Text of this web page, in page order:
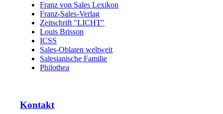
Franz von Sales Lexikon
Franz-Sales-Verlag
Zeitschrift "LICHT"
Louis Brisson
ICSS
Sales-Oblaten weltweit
Salesianische Familie
Philothea
Kontakt